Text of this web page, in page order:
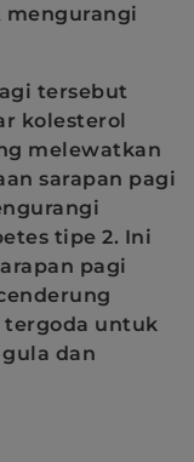
mengurangi
tersebut
kolesterol
melewatkan
sarapan pagi
tipe 2. Ini
pagi
tergoda untuk
dan